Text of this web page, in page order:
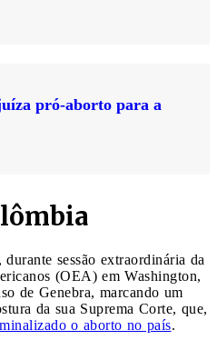
pró-aborto para a
sessão extraordinária da
(OEA) em Washington,
de Genebra, marcando um
da sua Suprema Corte, que,
o aborto no país.